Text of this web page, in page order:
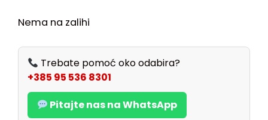
Nema na zalihi
Trebate pomoć oko odabira?
+385 95 536 8301
Pitajte nas na WhatsApp